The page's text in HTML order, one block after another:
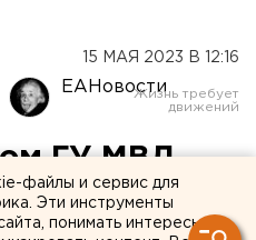
15 МАЯ 2023 В 12:16
ЕАНовости
ГУ МВД
файлы и сервис для
Эти инструменты
понимать интересы